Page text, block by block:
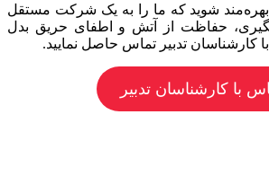
بهره‌مند شوید که ما را به یک شرکت مستقل
حفاظت از آتش و اطفای حریق بدل
کارشناسان تدبیر تماس حاصل نمایید.
با کارشناسان تدبیر